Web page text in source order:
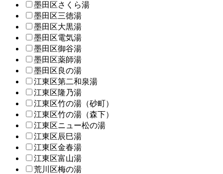
墨田区さくら湯
墨田区三徳湯
墨田区大黒湯
墨田区電気湯
墨田区御谷湯
墨田区薬師湯
墨田区良の湯
江東区第二和泉湯
江東区隆乃湯
江東区竹の湯（砂町）
江東区竹の湯（森下）
江東区ニュー松の湯
江東区辰巳湯
江東区金春湯
江東区富山湯
荒川区梅の湯